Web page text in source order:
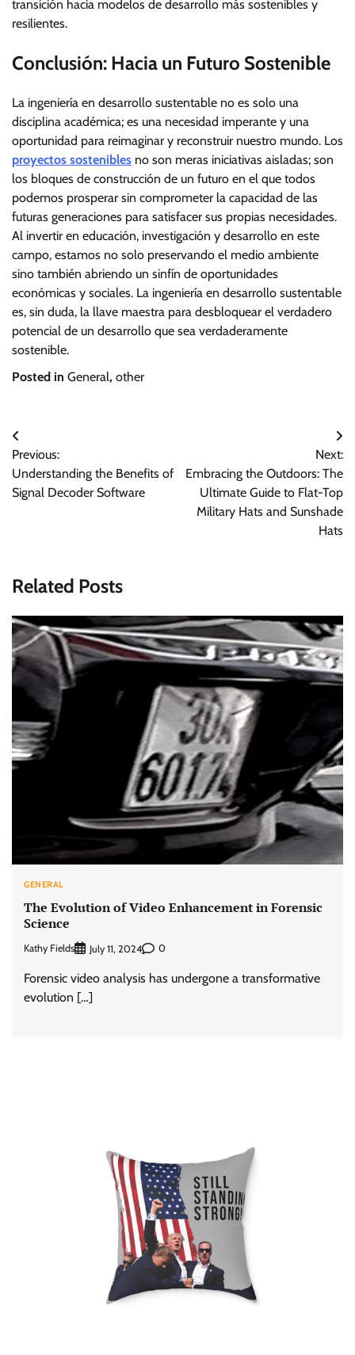
transición hacia modelos de desarrollo más sostenibles y
resilientes.
Conclusión: Hacia un Futuro Sostenible
La ingeniería en desarrollo sustentable no es solo una
disciplina académica; es una necesidad imperante y una
oportunidad para reimaginar y reconstruir nuestro mundo. Los
proyectos sostenibles no son meras iniciativas aisladas; son
los bloques de construcción de un futuro en el que todos
podemos prosperar sin comprometer la capacidad de las
futuras generaciones para satisfacer sus propias necesidades.
Al invertir en educación, investigación y desarrollo en este
campo, estamos no solo preservando el medio ambiente
sino también abriendo un sinfín de oportunidades
económicas y sociales. La ingeniería en desarrollo sustentable
es, sin duda, la llave maestra para desbloquear el verdadero
potencial de un desarrollo que sea verdaderamente
sostenible.
Posted in General, other
Post
navigation
Previous:
Understanding the Benefits of
Signal Decoder Software
Next:
Embracing the Outdoors: The
Ultimate Guide to Flat-Top
Military Hats and Sunshade
Hats
Related Posts
GENERAL
The Evolution of Video Enhancement in Forensic
Science
Kathy Fields July 11, 2024 0
Forensic video analysis has undergone a transformative
evolution […]